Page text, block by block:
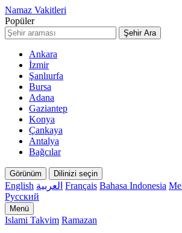
Namaz Vakitleri
Popüler
Şehir Ara
Ankara
İzmir
Şanlıurfa
Bursa
Adana
Gaziantep
Konya
Çankaya
Antalya
Bağcılar
Görünüm Dilinizi seçin
English العربية Français Bahasa Indonesia
Русский
Menü
Islami Takvim Ramazan